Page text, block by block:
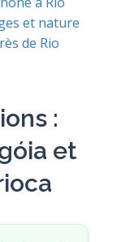
et nature
de Rio
:
et